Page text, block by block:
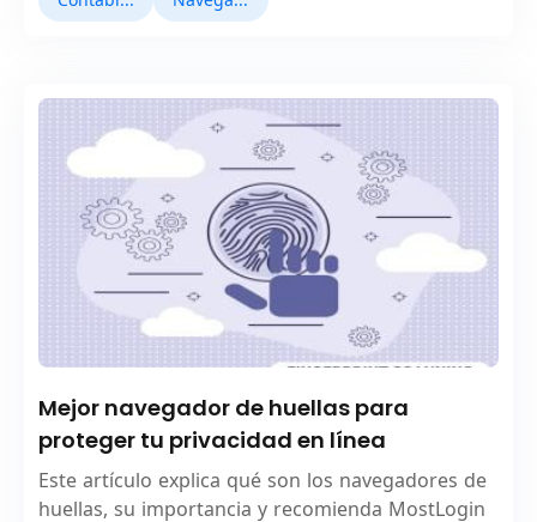
Mejor navegador de huellas para
proteger tu privacidad en línea
Este artículo explica qué son los navegadores de
huellas, su importancia y recomienda MostLogin